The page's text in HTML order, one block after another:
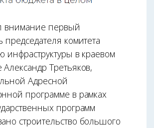
внимание первый
председателя комитета
инфраструктуры в краевом
Третьяков,
Адресной
программе в рамках
программ
строительство большого